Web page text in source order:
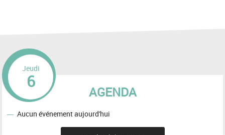
AGENDA
Jeudi
6
Aucun événement aujourd'hui